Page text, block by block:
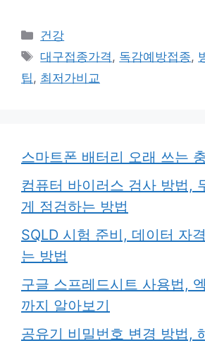
카
테
고
리
건강
태
그
대구접종가격 , 독감예방접종,
팁 , 최저가비교
스마트폰 배터리 오래 쓰는
컴퓨터 바이러스 검사 방법,
게 점검하는 방법
SQLD 시험 준비, 데이터 자
는 방법
구글 스프레드시트 사용법,
까지 알아보기
공유기 비밀번호 변경 방법,